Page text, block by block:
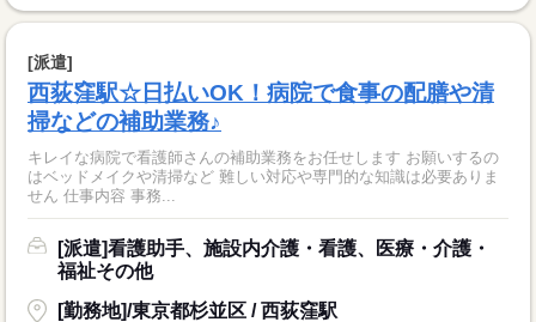
[派遣]
西荻窪駅☆日払いOK！病院で食事の配膳や清
掃などの補助業務♪
キレイな病院で看護師さんの補助業務をお任せします お願いするの
はベッドメイクや清掃など 難しい対応や専門的な知識は必要ありま
せん 仕事内容 事務...
[派遣]看護助手、施設内介護・看護、医療・介護・
福祉その他
[勤務地]/東京都杉並区 / 西荻窪駅